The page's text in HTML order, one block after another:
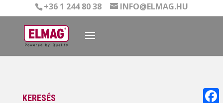
+36 1 244 80 38 INFO@ELMAG.HU
KERESÉS